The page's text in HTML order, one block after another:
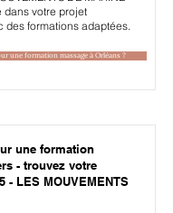
votre projet
des formations adaptées.
une formation massage à Orléans ?
une formation
- trouvez votre
- LES MOUVEMENTS